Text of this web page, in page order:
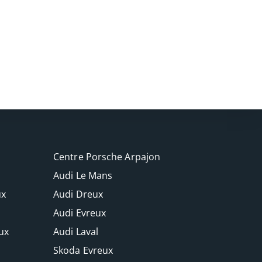
Centre Porsche Arpajon
Audi Le Mans
Audi Dreux
Audi Evreux
Audi Laval
Skoda Evreux